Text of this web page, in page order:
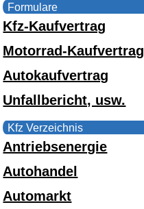
Formulare
Kfz-Kaufvertrag
Motorrad-Kaufvertrag
Autokaufvertrag
Unfallbericht, usw.
Kfz Verzeichnis
Antriebsenergie
Autohandel
Automarkt